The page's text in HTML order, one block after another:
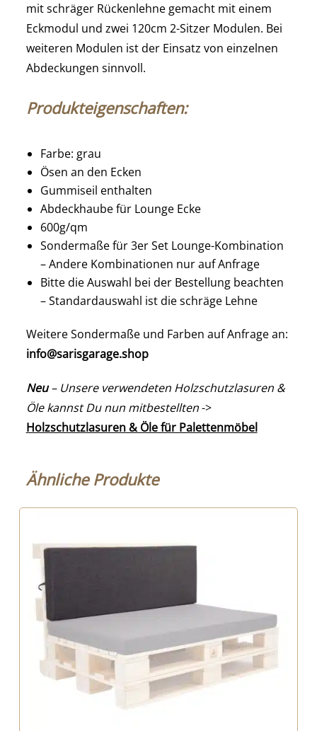
mit schräger Rückenlehne gemacht mit einem
Eckmodul und zwei 120cm 2-Sitzer Modulen. Bei
weiteren Modulen ist der Einsatz von einzelnen
Abdeckungen sinnvoll.
Produkteigenschaften:
Farbe: grau
Ösen an den Ecken
Gummiseil enthalten
Abdeckhaube für Lounge Ecke
600g/qm
Sondermaße für 3er Set Lounge-Kombination
– Andere Kombinationen nur auf Anfrage
Bitte die Auswahl bei der Bestellung beachten
– Standardauswahl ist die schräge Lehne
Weitere Sondermaße und Farben auf Anfrage an:
info@sarisgarage.shop
Neu– Unsere verwendeten Holzschutzlasuren &
Öle kannst Du nun mitbestellten->
Holzschutzlasuren & Öle für Palettenmöbel
Ähnliche Produkte